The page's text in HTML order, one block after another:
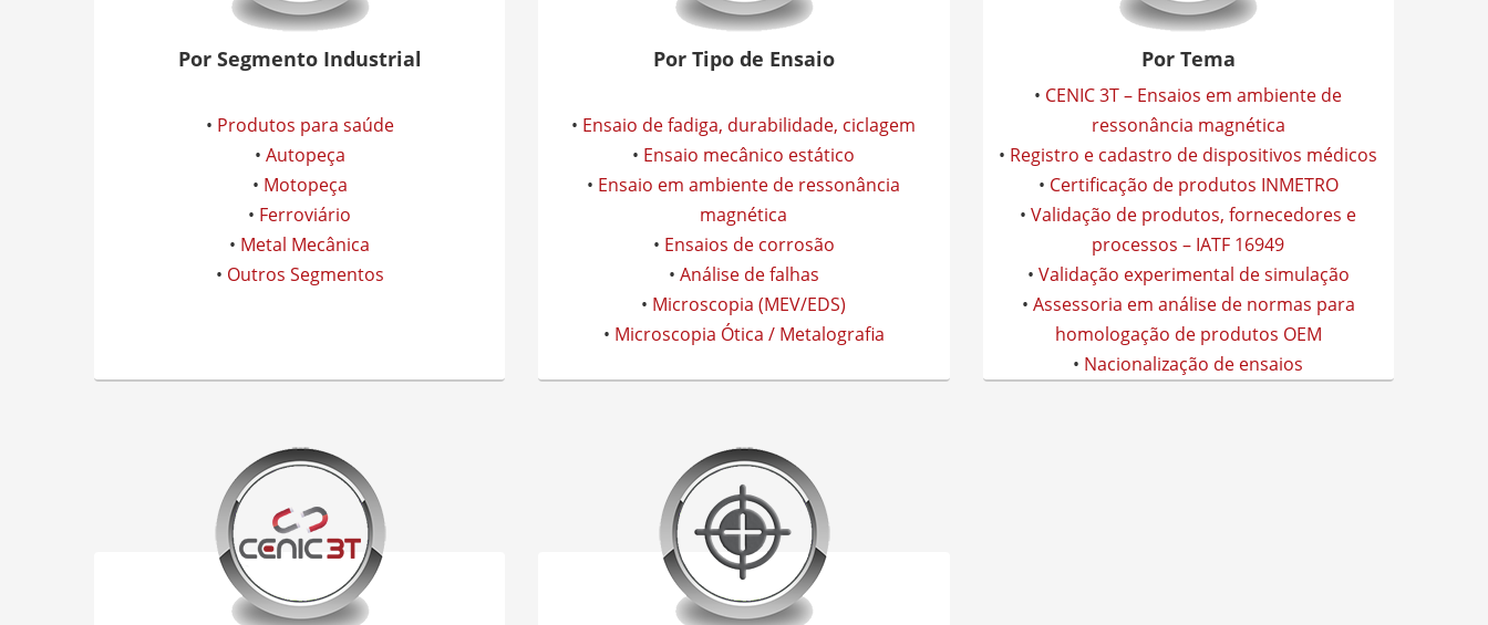
Por Segmento Industrial
• Produtos para saúde
• Autopeça
• Motopeça
• Ferroviário
• Metal Mecânica
• Outros Segmentos
Por Tipo de Ensaio
• Ensaio de fadiga, durabilidade, ciclagem
• Ensaio mecânico estático
• Ensaio em ambiente de ressonância
magnética
• Ensaios de corrosão
• Análise de falhas
• Microscopia (MEV/EDS)
• Microscopia Ótica / Metalografia
Por Tema
• CENIC 3T – Ensaios em ambiente de
ressonância magnética
• Registro e cadastro de dispositivos médicos
• Certificação de produtos INMETRO
•Validação de produtos, fornecedores e
processos – IATF 16949
• Validação experimental de simulação
• Assessoria em análise de normas para
homologação de produtos OEM
• Nacionalização de ensaios